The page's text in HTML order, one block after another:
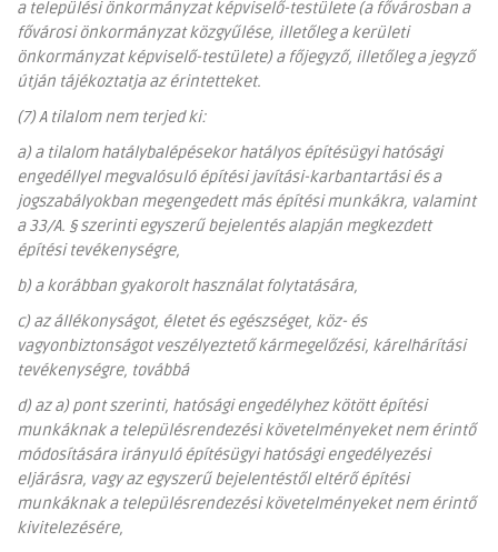
a települési önkormányzat képviselő-testülete (a fővárosban a
fővárosi önkormányzat közgyűlése, illetőleg a kerületi
önkormányzat képviselő-testülete) a főjegyző, illetőleg a jegyző
útján tájékoztatja az érintetteket.
(7) A tilalom nem terjed ki:
a) a tilalom hatálybalépésekor hatályos építésügyi hatósági
engedéllyel megvalósuló építési javítási-karbantartási és a
jogszabályokban megengedett más építési munkákra, valamint
a 33/A. § szerinti egyszerű bejelentés alapján megkezdett
építési tevékenységre,
b) a korábban gyakorolt használat folytatására,
c) az állékonyságot, életet és egészséget, köz- és
vagyonbiztonságot veszélyeztető kármegelőzési, kárelhárítási
tevékenységre, továbbá
d) az a) pont szerinti, hatósági engedélyhez kötött építési
munkáknak a településrendezési követelményeket nem érintő
módosítására irányuló építésügyi hatósági engedélyezési
eljárásra, vagy az egyszerű bejelentéstől eltérő építési
munkáknak a településrendezési követelményeket nem érintő
kivitelezésére,